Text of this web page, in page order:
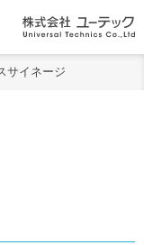
サイネージ